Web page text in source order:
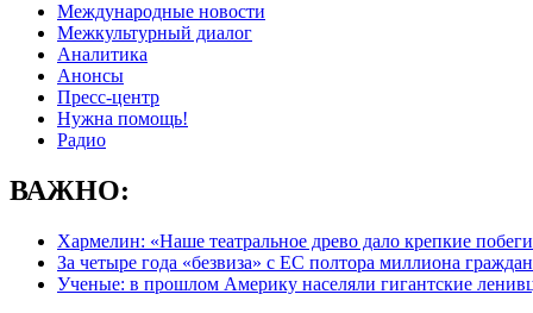
Международные новости
Межкультурный диалог
Аналитика
Анонсы
Пресс-центр
Нужна помощь!
Радио
ВАЖНО:
Хармелин: «Наше театральное древо дало крепкие
За четыре года «безвиза» с ЕС полтора миллиона
Ученые: в прошлом Америку населяли гигантские